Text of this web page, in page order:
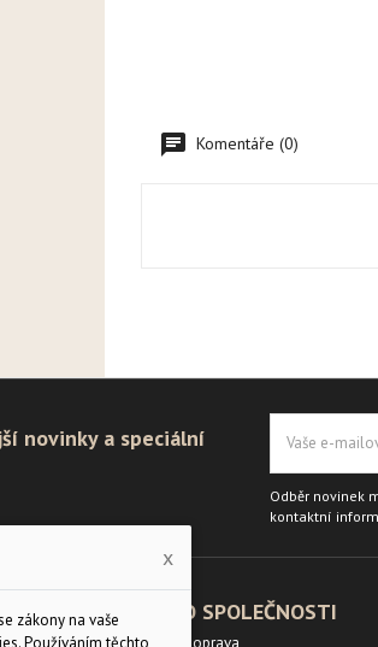
Komentáře (0)
novinky a speciální
Odběr novinek
kontaktní
O SPOLEČNOSTI
Doprava
x
zákony na vaše
Používáním těchto